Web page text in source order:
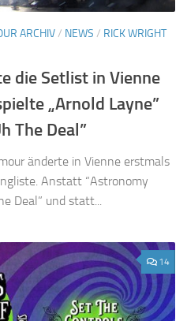
ARCHIV/ NEWS / RICK WRIGHT
die Setlist in Vienne
„Arnold Layne”
The Deal”
änderte in Vienne erstmals
Anstatt “Astronomy
Deal” und statt...
14